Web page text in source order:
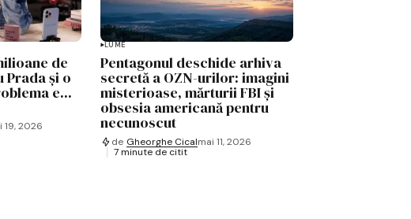
de
și o
e...
19, 2026
LUME
Pentagonul deschide arhiva
secretă a OZN-urilor: imagini
misterioase, mărturii FBI și
obsesia americană pentru
necunoscut
de Gheorghe Cicalmai 11, 2026
7 minute de citit